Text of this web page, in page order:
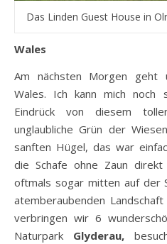
Das Linden Guest House in
Wales
Am nächsten Morgen geht
Wales. Ich kann mich
Eindrück von diesem
unglaubliche Grün der
sanften Hügel, das war
die Schafe ohne Zaun
oftmals sogar mitten auf der
atemberaubenden
verbringen wir 6
Naturpark Glyderau,